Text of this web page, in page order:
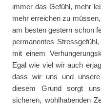
immer das Gefühl, mehr
mehr erreichen zu
am besten gestern schon
permanentes
mit einem
Egal wie viel wir auch
dass wir uns und
diesem Grund sorgt
sicheren, wohlhabenden